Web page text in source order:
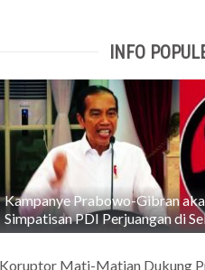
INFO
Kampanye Prabowo-Gibran
Simpatisan PDI Perjuangan di
Mati-Matian Dukung